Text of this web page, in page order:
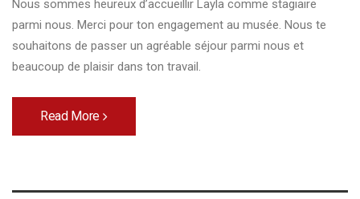
Nous sommes heureux d’accueillir Layla comme stagiaire
parmi nous. Merci pour ton engagement au musée. Nous te
souhaitons de passer un agréable séjour parmi nous et
beaucoup de plaisir dans ton travail.
Read More